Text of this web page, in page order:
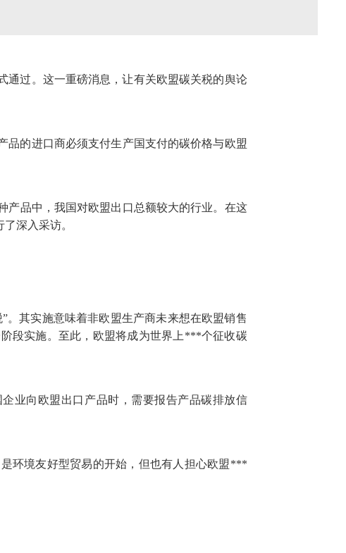
通过。这一重磅消息，让有关欧盟碳关税的舆论
的进口商必须支付生产国支付的碳价格与欧盟
品中，我国对欧盟出口总额较大的行业。在这
深入采访。
其实施意味着非欧盟生产商未来想在欧盟销售
段实施。至此，欧盟将成为世界上***个征收碳
业向欧盟出口产品时，需要报告产品碳排放信
环境友好型贸易的开始，但也有人担心欧盟***